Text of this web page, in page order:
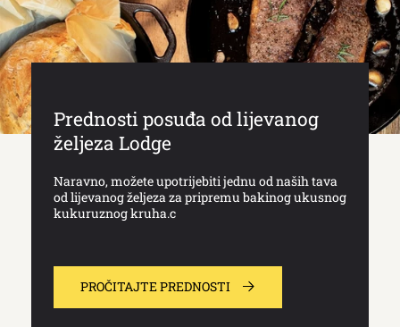
Prednosti posuđa od lijevanog
željeza Lodge
Naravno, možete upotrijebiti jednu od naših tava
od lijevanog željeza za pripremu bakinog ukusnog
kukuruznog kruha.c
PROČITAJTE PREDNOSTI